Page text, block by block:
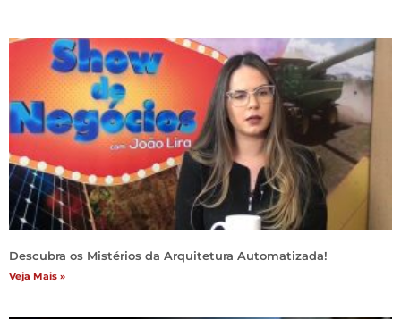
Descubra os Mistérios da Arquitetura Automatizada!
Veja Mais »